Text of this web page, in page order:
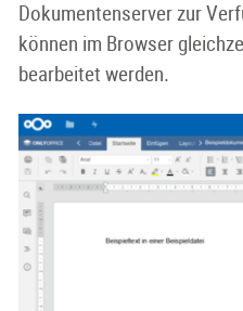
Dokumentenserver zur
können im Browser
bearbeitet werden.